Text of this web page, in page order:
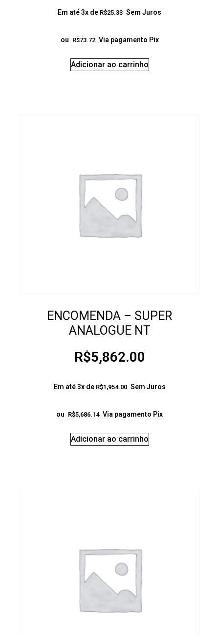
Em até 3x de R$25.33 Sem Juros
ou R$73.72 Via pagamento Pix
Adicionar ao carrinho
ENCOMENDA – SUPER
ANALOGUE NT
R$5,862.00
Em até 3x de R$1,954.00 Sem Juros
ou R$5,686.14 Via pagamento Pix
Adicionar ao carrinho